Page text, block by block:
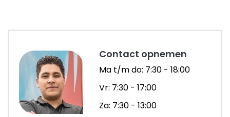
Contact opnemen
Ma t/m do: 7:30 - 18:00
Vr: 7:30 - 17:00
Za: 7:30 - 13:00